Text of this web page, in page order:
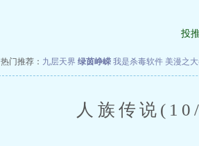
投
热门推荐： 九层天界 绿茵峥嵘 我是杀毒软件 美漫之
人族传说